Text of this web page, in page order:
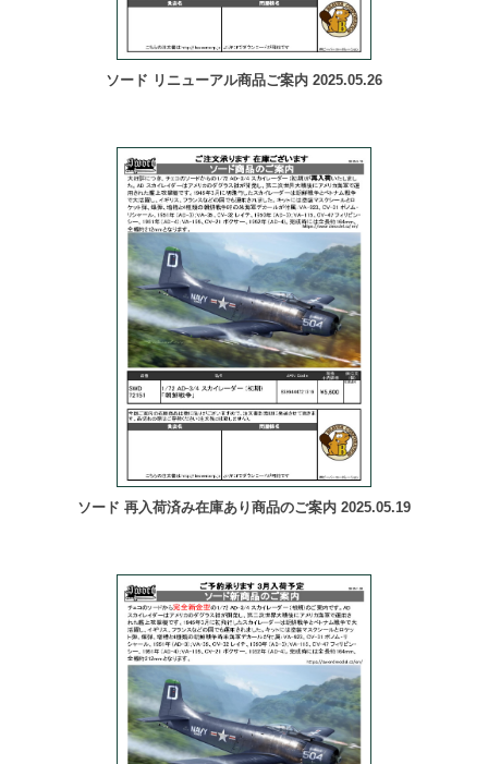
ソード リニューアル商品ご案内 2025.05.26
ソード 再入荷済み在庫あり商品のご案内 2025.05.19